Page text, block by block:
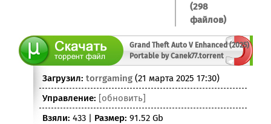
(298
файлов)
Grand Theft Auto V Enhanced (2025)
Portable by Canek77.torrent
Загрузил: torrgaming (21 марта 2025 17:30)
Управление: [обновить]
Взяли: 433 | Размер: 91.52 Gb